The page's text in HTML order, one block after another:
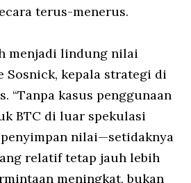
terus-menerus.
menjadi lindung nilai
Sosnick, kepala strategi di
“Tanpa kasus penggunaan
BTC di luar spekulasi
nilai—setidaknya
relatif tetap jauh lebih
meningkat, bukan